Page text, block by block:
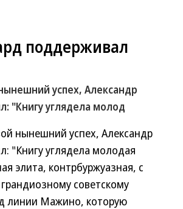
поддерживал
успех, Александр
"Книгу углядела молод
нынешний успех, Александр
"Книгу углядела молодая
элита, контрбуржуазная, с
советскому
линии Мажино, которую